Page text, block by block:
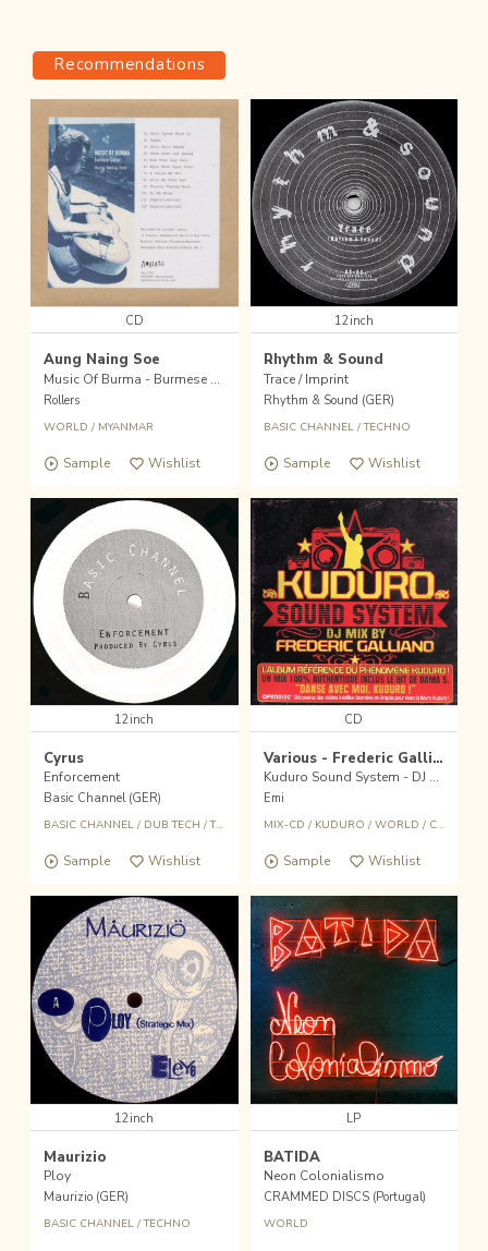
Recommendations
CD
Aung Naing Soe
Music Of Burma - Burmese Guitar
Rollers
WORLD / MYANMAR
Sample Wishlist
12inch
Rhythm & Sound
Trace / Imprint
Rhythm & Sound (GER)
BASIC CHANNEL/TECHNO
Sample Wishlist
12inch
Cyrus
Enforcement
Basic Channel (GER)
BASIC CHANNEL/ DUB TECH /TECHNO
Sample Wishlist
CD
Various - Frederic Galliano
Kuduro Sound System - DJ MIX
Emi
MIX-CD / KUDURO / WORLD / CROSSOVER
Sample Wishlist
12inch
Maurizio
Ploy
Maurizio (GER)
BASIC CHANNEL/TECHNO
LP
BATIDA
Neon Colonialismo
CRAMMED DISCS (Portugal)
WORLD